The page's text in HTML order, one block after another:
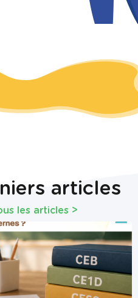
articles
les articles >